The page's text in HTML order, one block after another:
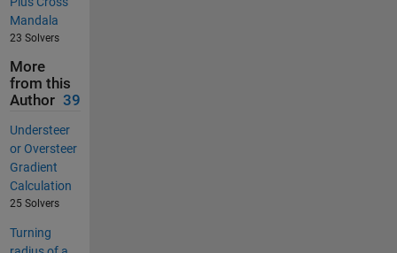
Mandala
23 Solvers
More
from this
Author 39
Understeer
or Oversteer
Gradient
Calculation
25 Solvers
Turning